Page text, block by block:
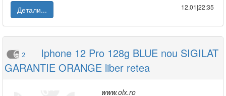
Детали...
12.01|22:35
2
Iphone 12 Pro 128g BLUE nou SIGILAT
GARANTIE ORANGE liber retea
www.olx.ro